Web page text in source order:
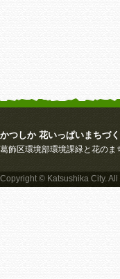
かつしか 花いっぱいまちづ
葛飾区環境部環境課緑と花のま
Copyright © Katsushika City.